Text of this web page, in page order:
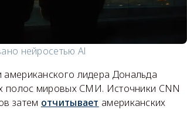
нейросетью Al
лидера Дональда
полос мировых СМИ. Источники CNN
затем отчитывает американских